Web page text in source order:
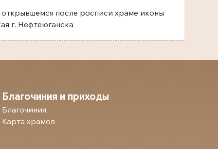
после росписи храме иконы
г. Нефтеюганска
Благочиния и приходы
Благочиния
Карта храмов